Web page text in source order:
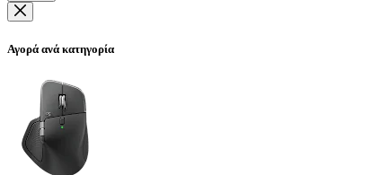
Αγορά ανά κατηγορία